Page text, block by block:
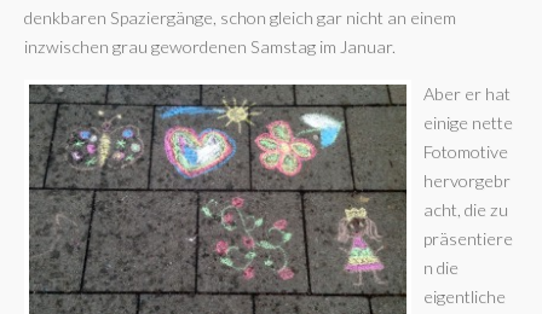
denkbaren Spaziergänge, schon gleich gar nicht an einem
inzwischen grau gewordenen Samstag im Januar.
Aber er hat
einige nette
Fotomotive
hervorgebr
acht, die zu
präsentiere
n die
eigentliche